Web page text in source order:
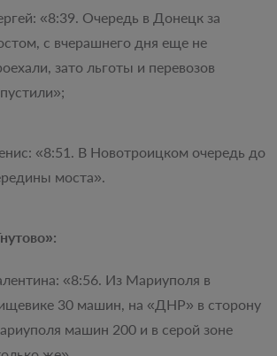
«8:39. Очередь в Донецк за
с вчерашнего дня еще не
зато льготы и перевозов
«8:51. В Новотроицком очередь до
моста».
«8:56. Из Мариуполя в
30 машин, на «ДНР» в сторону
машин 200 и в серой зоне